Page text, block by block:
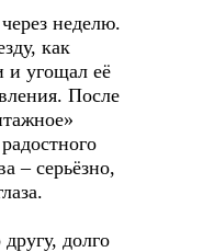
неделю.
как
и угощал её
После
– серьёзно,
долго